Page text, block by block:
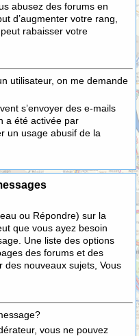
abusez des forums en
d’augmenter votre rang,
rabaisser votre
utilisateur, on me demande
s’envoyer des e-mails
a été activée par
un usage abusif de la
ou Répondre) sur la
que vous ayez besoin
Une liste des options
des forums et des
des nouveaux sujets, Vous
vous ne pouvez